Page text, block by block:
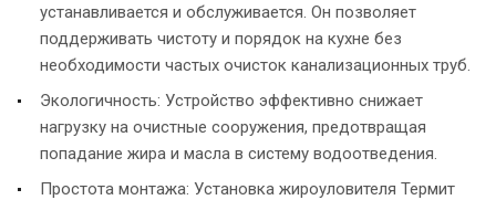
устанавливается и обслуживается. Он позволяет
поддерживать чистоту и порядок на кухне без
необходимости частых очисток канализационных труб.
Экологичность: Устройство эффективно снижает
нагрузку на очистные сооружения, предотвращая
попадание жира и масла в систему водоотведения.
Простота монтажа: Установка жироуловителя Термит